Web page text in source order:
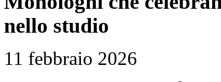
nello studio
11 febbraio 2026